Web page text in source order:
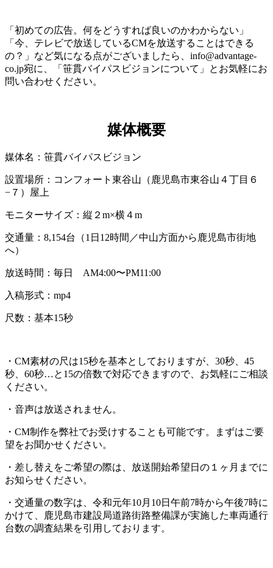
「初めての広告。何をどうすれば良いのかわからない」
「今、テレビで放送しているCMを放送することはできる
の？」など気になる点がございましたら、info@advantage-
co.jp宛に、「笹貫バイパスビジョンについて」とお気軽にお
問い合わせください。
媒体概要
媒体名：笹貫バイパスビジョン
設置場所：コンフォート東谷山（鹿児島市東谷山４丁目６
−７）屋上
モニターサイズ：縦２m×横４m
交通量：8,154台（1日12時間／中山方面から鹿児島市街地
へ）
放送時間：毎日 AM4:00〜PM11:00
入稿形式：mp4
尺数：基本15秒
・CM素材の尺は15秒を基本としておりますが、30秒、45
秒、60秒…と15の倍数で対応できますので、お気軽にご相談
ください。
・音声は放送されません。
・CM制作を弊社でお受けすることも可能です。まずはご要
望をお聞かせください。
・差し替えをご希望の際は、放送開始希望日の１ヶ月までに
お知らせください。
・交通量の数字は、令和元年10月10日午前7時から午後7時に
かけて、鹿児島市建設局道路街路整備課が実施した車両通行
台数の調査結果を引用しております。